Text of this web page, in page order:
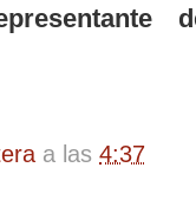
a las 4:37